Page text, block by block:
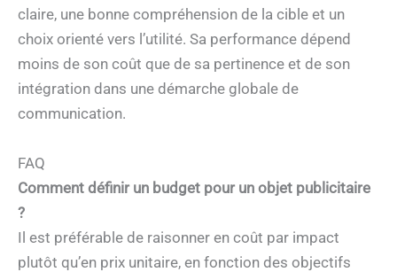
claire, une bonne compréhension de la cible et un
choix orienté vers l’utilité. Sa performance dépend
moins de son coût que de sa pertinence et de son
intégration dans une démarche globale de
communication.
FAQ
Comment définir un budget pour un objet publicitaire
?
Il est préférable de raisonner en coût par impact
plutôt qu’en prix unitaire, en fonction des objectifs